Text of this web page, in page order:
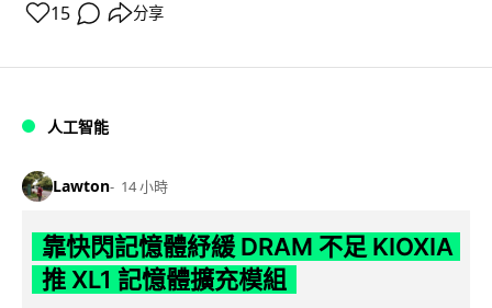
15 分享
人工智能
Lawton 14 小時
靠快閃記憶體紓緩 DRAM 不足 KIOXIA
推 XL1 記憶體擴充模組